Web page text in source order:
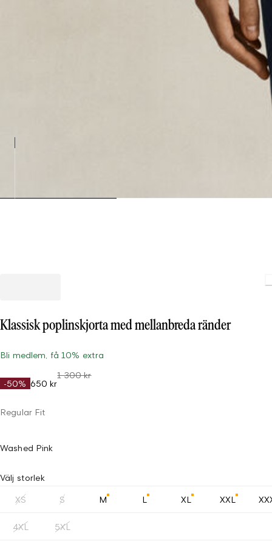
Klassisk poplinskjorta med mellanbreda ränder
Bli medlem, få 10% extra
-50% 650 kr
1 300 kr
Regular Fit
Washed Pink
Välj storlek
XS S M L XL XXL
4XL 5XL